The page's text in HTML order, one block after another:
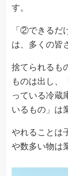
す。
「②できるだ
は、多くの皆
捨てられるも
ものは出し、
っている冷蔵
いるもの」は
やれることは
や数多い物は